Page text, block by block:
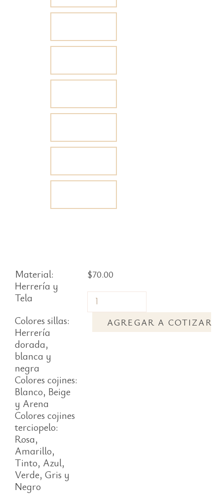
Material:
Herrería y
Tela
Colores sillas:
Herrería
dorada,
blanca y
negra
Colores cojines:
Blanco, Beige
y Arena
Colores cojines
terciopelo:
Rosa,
Amarillo,
Tinto, Azul,
Verde, Gris y
Negro
$70.00
AGREGAR A COTIZAR